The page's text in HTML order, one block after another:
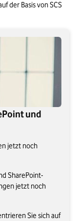
der Basis von SCS
und
jetzt noch
SharePoint-
jetzt noch
Sie sich auf